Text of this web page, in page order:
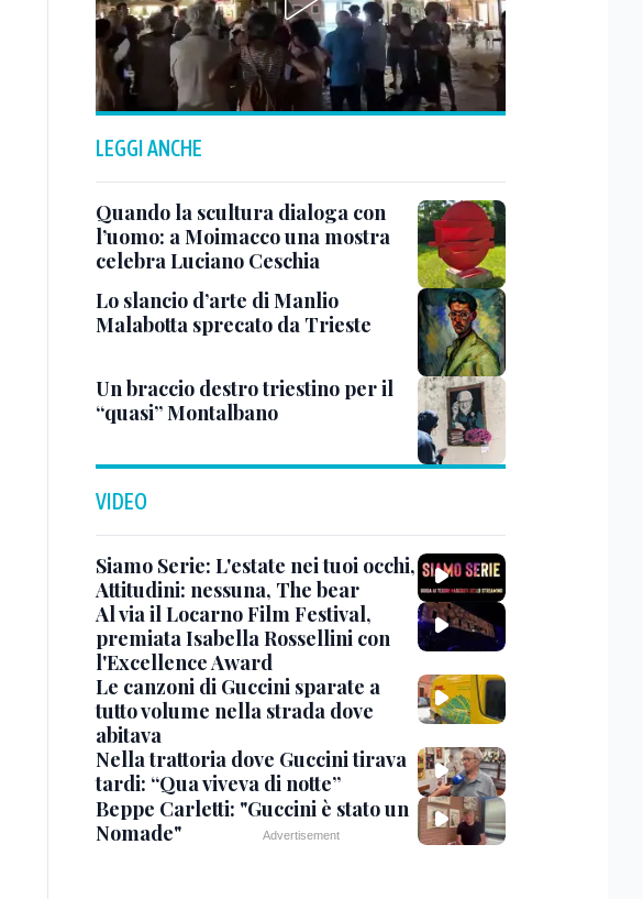
LEGGI ANCHE
Quando la scultura dialoga con
l’uomo: a Moimacco una mostra
celebra Luciano Ceschia
Lo slancio d’arte di Manlio
Malabotta sprecato da Trieste
Un braccio destro triestino per il
“quasi” Montalbano
VIDEO
Siamo Serie: L'estate nei tuoi occhi,
Attitudini: nessuna, The bear
Al via il Locarno Film Festival,
premiata Isabella Rossellini con
l'Excellence Award
Le canzoni di Guccini sparate a
tutto volume nella strada dove
abitava
Nella trattoria dove Guccini tirava
tardi: “Qua viveva di notte”
Beppe Carletti: "Guccini è stato un
Nomade"